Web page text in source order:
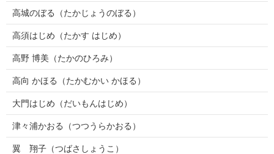
高城のぼる（たかじょうのぼる）
高須はじめ（たかす はじめ）
高野 博美（たかのひろみ）
高向 かほる（たかむかい かほる）
大門はじめ（だいもんはじめ）
津々浦かおる（つつうらかおる）
翼 翔子（つばさしょうこ）